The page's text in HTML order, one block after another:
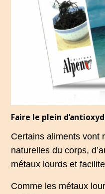
Faire le plein
Certains aliments vont
naturelles du corps,
métaux lourds et
Comme les métaux